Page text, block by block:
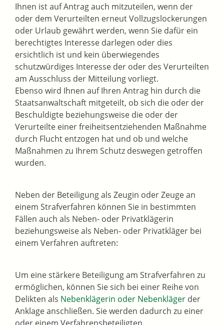
Ihnen ist auf Antrag auch mitzuteilen, wenn der
oder dem Verurteilten erneut Vollzugslockerungen
oder Urlaub gewährt werden, wenn Sie dafür ein
berechtigtes Interesse darlegen oder dies
ersichtlich ist und kein überwiegendes
schutzwürdiges Interesse der oder des Verurteilten
am Ausschluss der Mitteilung vorliegt.
Ebenso wird Ihnen auf Ihren Antrag hin durch die
Staatsanwaltschaft mitgeteilt, ob sich die oder der
Beschuldigte beziehungsweise die oder der
Verurteilte einer freiheitsentziehenden Maßnahme
durch Flucht entzogen hat und ob und welche
Maßnahmen zu Ihrem Schutz deswegen getroffen
wurden.
Neben der Beteiligung als Zeugin oder Zeuge an
einem Strafverfahren können Sie in bestimmten
Fällen auch als Neben- oder Privatklägerin
beziehungsweise als Neben- oder Privatkläger bei
einem Verfahren auftreten:
Um eine stärkere Beteiligung am Strafverfahren zu
ermöglichen, können Sie sich bei einer Reihe von
Delikten als Nebenklägerin oder Nebenkläger der
Anklage anschließen. Sie werden dadurch zu einer